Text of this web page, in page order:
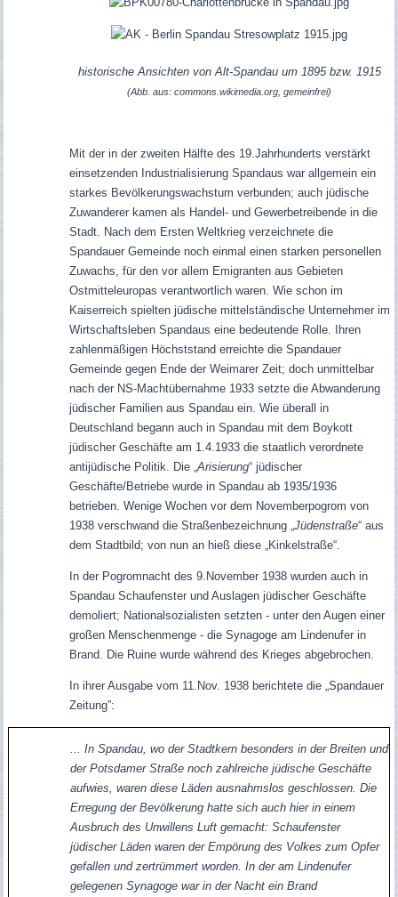
historische Ansichten von Alt-Spandau um 1895 bzw. 1915
(Abb. aus: commons.wikimedia.org, gemeinfrei)
Mit der in der zweiten Hälfte des 19.Jahrhunderts verstärkt
einsetzenden Industrialisierung Spandaus war allgemein ein
starkes Bevölkerungswachstum verbunden; auch jüdische
Zuwanderer kamen als Handel- und Gewerbetreibende in die
Stadt. Nach dem Ersten Weltkrieg verzeichnete die
Spandauer Gemeinde noch einmal einen starken personellen
Zuwachs, für den vor allem Emigranten aus Gebieten
Ostmitteleuropas verantwortlich waren. Wie schon im
Kaiserreich spielten jüdische mittelständische Unternehmer im
Wirtschaftsleben Spandaus eine bedeutende Rolle. Ihren
zahlenmäßigen Höchststand erreichte die Spandauer
Gemeinde gegen Ende der Weimarer Zeit; doch unmittelbar
nach der NS-Machtübernahme 1933 setzte die Abwanderung
jüdischer Familien aus Spandau ein. Wie überall in
Deutschland begann auch in Spandau mit dem Boykott
jüdischer Geschäfte am 1.4.1933 die staatlich verordnete
antijüdische Politik. Die „ Arisierung“ jüdischer
Geschäfte/Betriebe wurde in Spandau ab 1935/1936
betrieben. Wenige Wochen vor dem Novemberpogrom von
1938 verschwand die Straßenbezeichnung „ Jüdenstraße“ aus
dem Stadtbild; von nun an hieß diese „Kinkelstraße“.
In der Pogromnacht des 9.November 1938 wurden auch in
Spandau Schaufenster und Auslagen jüdischer Geschäfte
demoliert; Nationalsozialisten setzten - unter den Augen einer
großen Menschenmenge - die Synagoge am Lindenufer in
Brand. Die Ruine wurde während des Krieges abgebrochen.
In ihrer Ausgabe vom 11.Nov. 1938 berichtete die „Spandauer
Zeitung”:
... In Spandau, wo der Stadtkern besonders in der Breiten und
der Potsdamer Straße noch zahlreiche jüdische Geschäfte
aufwies, waren diese Läden ausnahmslos geschlossen. Die
Erregung der Bevölkerung hatte sich auch hier in einem
Ausbruch des Unwillens Luft gemacht: Schaufenster
jüdischer Läden waren der Empörung des Volkes zum Opfer
gefallen und zertrümmert worden. In der am Lindenufer
gelegenen Synagoge war in der Nacht ein Brand